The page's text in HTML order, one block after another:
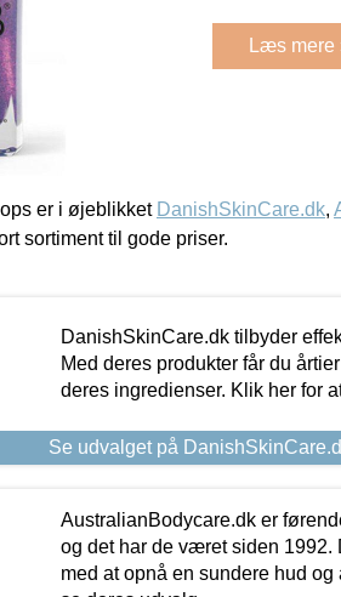
Læs mere
er i øjeblikket DanishSkinCare.dk,
sortiment til gode priser.
DanishSkinCare.dk tilbyder
Med deres produkter får du
deres ingredienser. Klik her for
Se udvalget på
AustralianBodycare.dk er
og det har de været siden
med at opnå en sundere hud